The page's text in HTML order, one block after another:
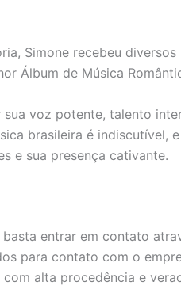
Simone recebeu
Álbum de Música
sua voz potente, talento
brasileira é indiscutível,
e sua presença cativante.
entrar em contato
para contato com o
alta procedência e